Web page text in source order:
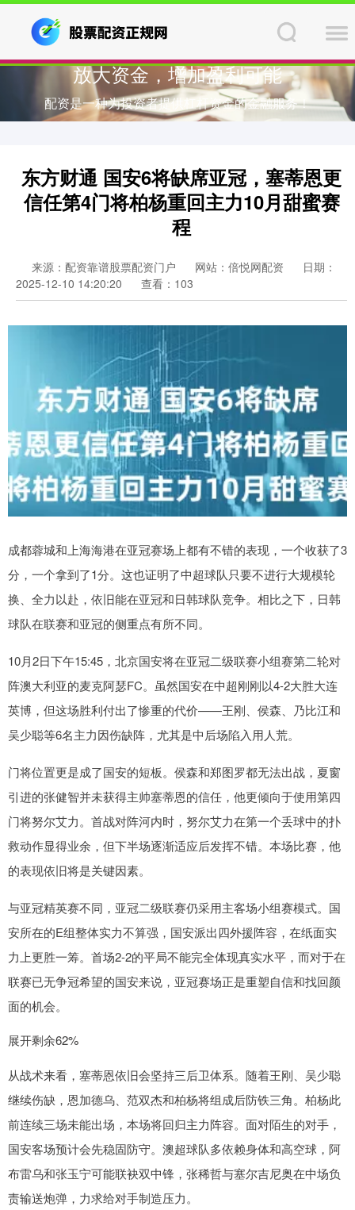
放大资金，增加盈利可能
配资是一种为投资者提供杠杆资金的金融服务！
东方财通 国安6将缺席亚冠，塞蒂恩更
信任第4门将柏杨重回主力10月甜蜜赛
程
来源：配资靠谱股票配资门户 网站：倍悦网配资
日期：
2025-12-10 14:20:20
查看：103
成都蓉城和上海海港在亚冠赛场上都有不错的表现，一个收获了3
分，一个拿到了1分。这也证明了中超球队只要不进行大规模轮
换、全力以赴，依旧能在亚冠和日韩球队竞争。相比之下，日韩
球队在联赛和亚冠的侧重点有所不同。
10月2日下午15:45，北京国安将在亚冠二级联赛小组赛第二轮对
阵澳大利亚的麦克阿瑟FC。虽然国安在中超刚刚以4-2大胜大连
英博，但这场胜利付出了惨重的代价——王刚、侯森、乃比江和
吴少聪等6名主力因伤缺阵，尤其是中后场陷入用人荒。
门将位置更是成了国安的短板。侯森和郑图罗都无法出战，夏窗
引进的张健智并未获得主帅塞蒂恩的信任，他更倾向于使用第四
门将努尔艾力。首战对阵河内时，努尔艾力在第一个丢球中的扑
救动作显得业余，但下半场逐渐适应后发挥不错。本场比赛，他
的表现依旧将是关键因素。
与亚冠精英赛不同，亚冠二级联赛仍采用主客场小组赛模式。国
安所在的E组整体实力不算强，国安派出四外援阵容，在纸面实
力上更胜一筹。首场2-2的平局不能完全体现真实水平，而对于在
联赛已无争冠希望的国安来说，亚冠赛场正是重塑自信和找回颜
面的机会。
展开剩余62%
从战术来看，塞蒂恩依旧会坚持三后卫体系。随着王刚、吴少聪
继续伤缺，恩加德乌、范双杰和柏杨将组成后防铁三角。柏杨此
前连续三场未能出场，本场将回归主力阵容。面对陌生的对手，
国安客场预计会先稳固防守。澳超球队多依赖身体和高空球，阿
布雷乌和张玉宁可能联袂双中锋，张稀哲与塞尔吉尼奥在中场负
责输送炮弹，力求给对手制造压力。